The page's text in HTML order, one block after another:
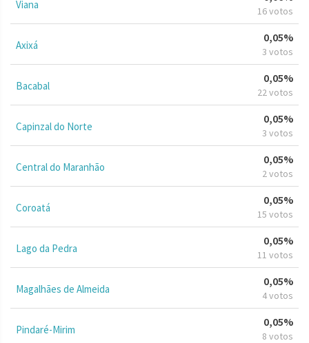
Viana 16 votos
Axixá
0,05%
3 votos
Bacabal
0,05%
22 votos
Capinzal do Norte
0,05%
3 votos
Central do Maranhão
0,05%
2 votos
Coroatá
0,05%
15 votos
Lago da Pedra
0,05%
11 votos
Magalhães de Almeida
0,05%
4 votos
Pindaré-Mirim
0,05%
8 votos